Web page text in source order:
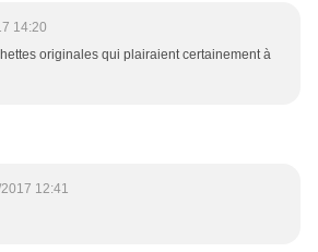
14:20
originales qui plairaient certainement à
12:41